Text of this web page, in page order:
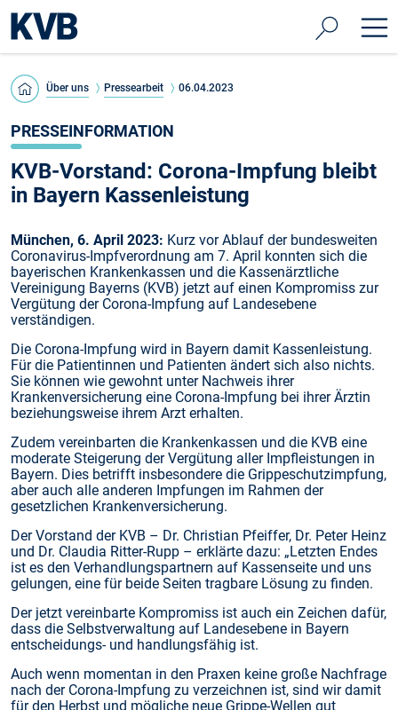
Über uns Pressearbeit 06.04.2023
PRESSEINFORMATION
KVB-Vorstand: Corona-Impfung bleibt
in Bayern Kassenleistung
München, 6. April 2023: Kurz vor Ablauf der bundesweiten
Coronavirus-Impfverordnung am 7. April konnten sich die
bayerischen Krankenkassen und die Kassenärztliche
Vereinigung Bayerns (KVB) jetzt auf einen Kompromiss zur
Vergütung der Corona-Impfung auf Landesebene
verständigen.
Die Corona-Impfung wird in Bayern damit Kassenleistung.
Für die Patientinnen und Patienten ändert sich also nichts.
Sie können wie gewohnt unter Nachweis ihrer
Krankenversicherung eine Corona-Impfung bei ihrer Ärztin
beziehungsweise ihrem Arzt erhalten.
Zudem vereinbarten die Krankenkassen und die KVB eine
moderate Steigerung der Vergütung aller Impfleistungen in
Bayern. Dies betrifft insbesondere die Grippeschutzimpfung,
aber auch alle anderen Impfungen im Rahmen der
gesetzlichen Krankenversicherung.
Der Vorstand der KVB – Dr. Christian Pfeiffer, Dr. Peter Heinz
und Dr. Claudia Ritter-Rupp – erklärte dazu: „Letzten Endes
ist es den Verhandlungspartnern auf Kassenseite und uns
gelungen, eine für beide Seiten tragbare Lösung zu finden.
Der jetzt vereinbarte Kompromiss ist auch ein Zeichen dafür,
dass die Selbstverwaltung auf Landesebene in Bayern
entscheidungs- und handlungsfähig ist.
Auch wenn momentan in den Praxen keine große Nachfrage
nach der Corona-Impfung zu verzeichnen ist, sind wir damit
für den Herbst und mögliche neue Grippe-Wellen gut